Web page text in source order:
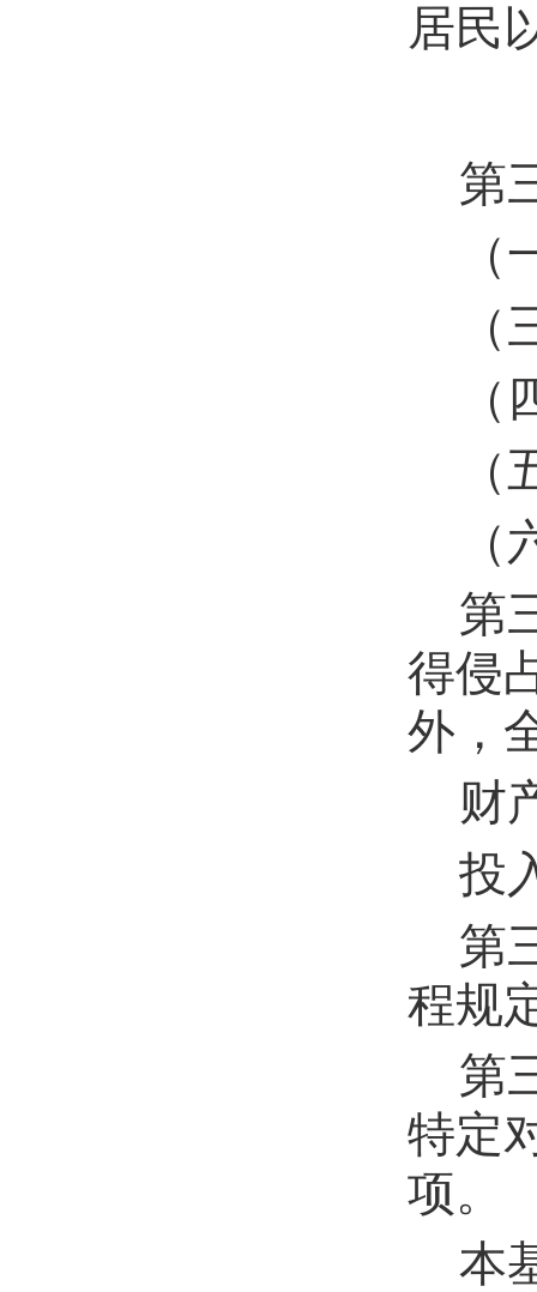
居民
第
第
得侵
外，
财
投
第
程规
第
特定
项。
本